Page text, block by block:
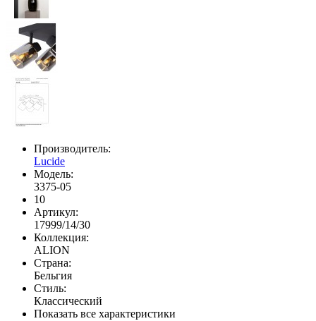
Производитель:
Lucide
Модель:
3375-05
10
Артикул:
17999/14/30
Коллекция:
ALION
Страна:
Бельгия
Стиль:
Классический
Показать все характеристики